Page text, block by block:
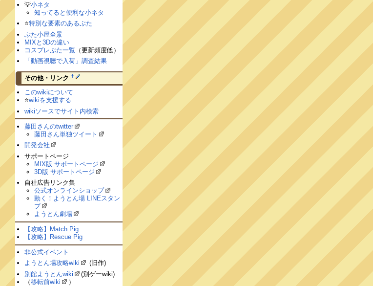
💡小ネタ
知ってると便利な小ネタ
⭐️特別な要素のあるぶた
ぶた小屋全景
MIXと3Dの違い
コスプレぶた一覧 （更新頻度低）
「動画視聴で入荷」調査結果
その他・リンク †
このwikiについて
⭐️wikiを支援する
wikiソースでサイト内検索
藤田さんのtwitter
藤田さん単独ツイート
開発会社
サポートページ
MIX版 サポートページ
3D版 サポートページ
自社広告リンク集
公式オンラインショップ
動く！ようとん場 LINEスタン
プ
ようとん劇場
【攻略】Match Pig
【攻略】Rescue Pig
非公式イベント
ようとん場攻略wiki
(旧作)
別館ようとんwiki
(別ゲーwiki)
（移転前wiki ）